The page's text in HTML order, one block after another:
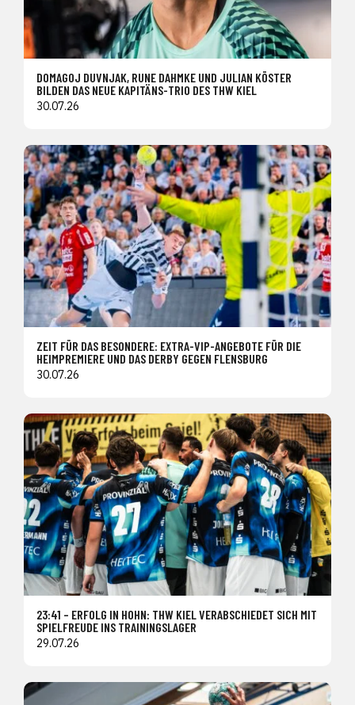
DOMAGOJ DUVNJAK, RUNE DAHMKE UND JULIAN KÖSTER
BILDEN DAS NEUE KAPITÄNS-TRIO DES THW KIEL
30.07.26
ZEIT FÜR DAS BESONDERE: EXTRA-VIP-ANGEBOTE FÜR DIE
HEIMPREMIERE UND DAS DERBY GEGEN FLENSBURG
30.07.26
23:41 – ERFOLG IN HOHN: THW KIEL VERABSCHIEDET SICH MIT
SPIELFREUDE INS TRAININGSLAGER
29.07.26